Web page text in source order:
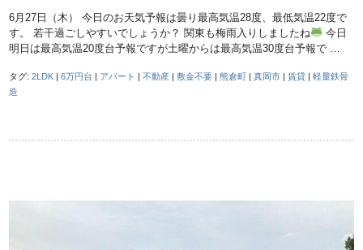
6月27日（木） 今日のお天気予報は曇り最高気温28度、最低気温22度で
す。 若干過ごしやすいでしょうか？ 関東も梅雨入りしましたね
今日
明日は最高気温20度台予報ですが土曜からは最高気温30度台予報で …
タグ:2LDK |6万円台 | アパート |不動産 |敷金不要 |熊倉町 |真岡市 |賃貸 |軽量鉄骨
造